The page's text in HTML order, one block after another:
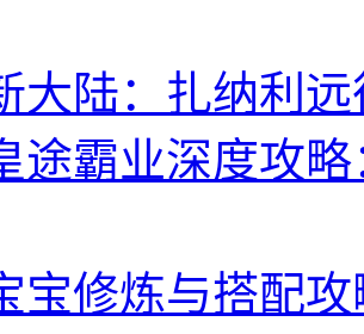
大陆：扎纳利
途霸业深度攻
宝修炼与搭配